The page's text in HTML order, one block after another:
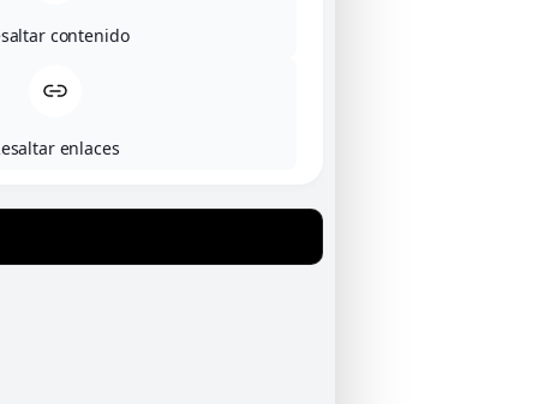
contenido
enlaces